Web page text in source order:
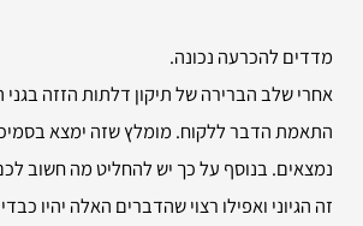
מדדים להכרעה נכונה.
אחרי שלב הברירה של תיקון דלתות הזזה בגני
התאמת הדבר ללקוח. מומלץ שזה ימצא
נמצאים. בנוסף על כך יש להחליט מה חשוב
זה הגיוני ואפילו רצוי שהדברים האלה יהיו